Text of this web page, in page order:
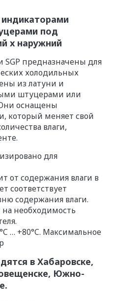
под
x наружний
SGP предназначены для
холодильных
из латуни и
штуцерами или
оснащены
который меняет свой
влаги,
для
от содержания влаги в
соответствует
содержания влаги.
необходимость
… +80°C. Максимальное
в Хабаровске,
Южно-